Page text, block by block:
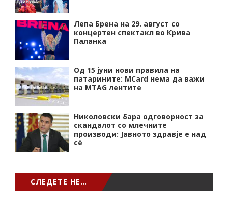
Лепа Брена на 29. август со
концертен спектакл во Крива
Паланка
Од 15 јуни нови правила на
патарините: MCard нема да важи
на MTAG лентите
Николовски бара одговорност за
скандалот со млечните
производи: Јавното здравје е над
сѐ
СЛЕДЕТЕ НЕ…